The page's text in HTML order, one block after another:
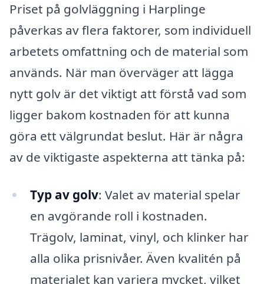
Priset på golvläggning i Harplinge
påverkas av flera faktorer, som individuell
arbetets omfattning och de material som
används. När man överväger att lägga
nytt golv är det viktigt att förstå vad som
ligger bakom kostnaden för att kunna
göra ett välgrundat beslut. Här är några
av de viktigaste aspekterna att tänka på:
Typ av golv: Valet av material spelar
en avgörande roll i kostnaden.
Trägolv, laminat, vinyl, och klinker har
alla olika prisnivåer. Även kvalitén på
materialet kan variera mycket, vilket